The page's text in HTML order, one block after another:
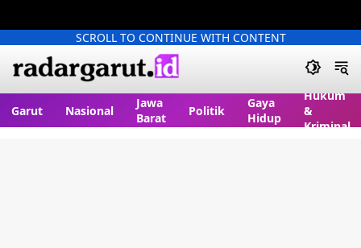
SCROLL TO CONTINUE WITH CONTENT
Garut Nasional
Jawa
Barat
Politik
Gaya
Hidup
Hukum
&
Kriminal